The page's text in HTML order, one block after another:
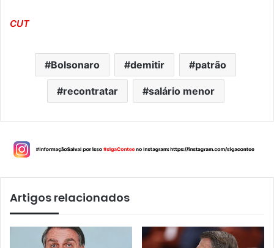
CUT
Bolsonaro demitir patrão
recontratar salário menor
Artigos relacionados